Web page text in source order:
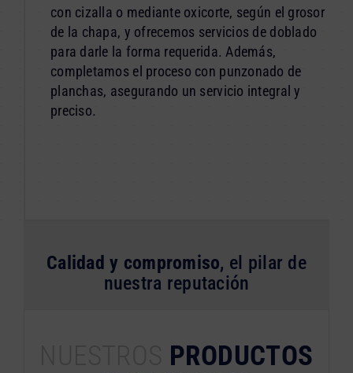
con cizalla o mediante oxicorte, según el grosor
de la chapa, y ofrecemos servicios de doblado
para darle la forma requerida. Además,
completamos el proceso con punzonado de
planchas, asegurando un servicio integral y
preciso.
Calidad y compromiso, el pilar de
nuestra reputación
PRODUCTOS